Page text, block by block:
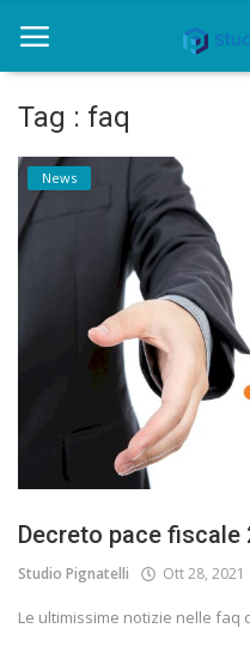
Home
Chi siamo
Informazioni
Approfondimenti
Tag : faq
News
Decreto pace fiscale
Studio Pignatelli Ott 28, 2021
Le ultimissime notizie nelle faq